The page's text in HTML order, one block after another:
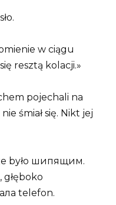
w ciągu
resztą kolacji.»
pojechali na
śmiał się. Nikt jej
było шипящим.
głęboko
telefon.